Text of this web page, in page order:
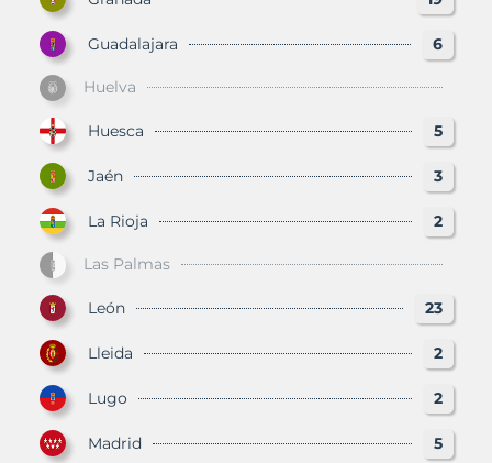
Guadalajara 6
Huelva
Huesca 5
Jaén 3
La Rioja 2
Las Palmas
León 23
Lleida 2
Lugo 2
Madrid 5